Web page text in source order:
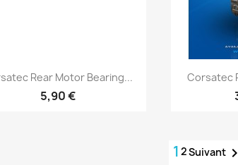
Aperçu rapide
Rear Motor Bearing...
5,90 €

Corsatec
1 2Suivant